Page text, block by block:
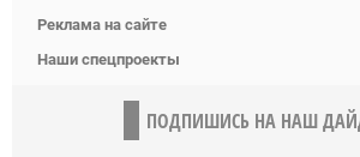
Реклама на сайте
Наши спецпроекты
ПОДПИШИСЬ НА НАШ